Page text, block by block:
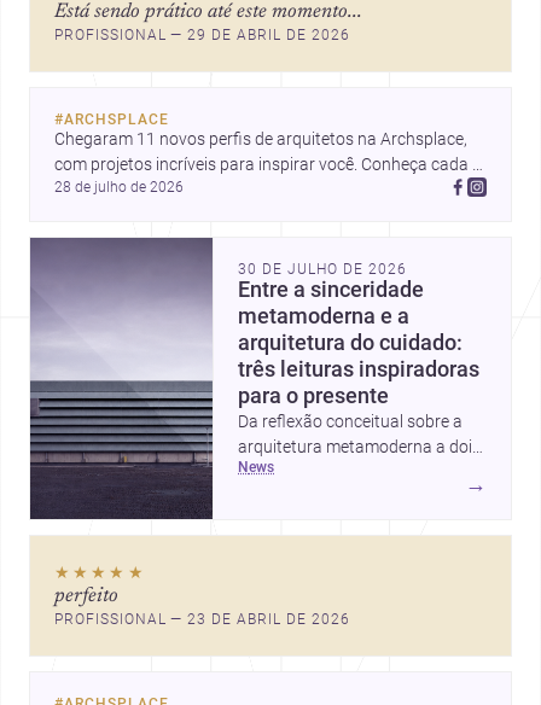
mercado interessante para quem
quer construir, reformar ou
Está sendo prático até este momento...
PROFISSIONAL — 29 DE ABRIL DE 2026
#ARCHSPLACE
Chegaram 11 novos perfis de arquitetos na Archsplace,
com projetos incríveis para inspirar você. Conheça cada
perfil e descubra novas ideias para seus próximos
28 de julho de 2026
30 DE JULHO DE 2026
Entre a sinceridade
metamoderna e a
arquitetura do cuidado:
três leituras inspiradoras
para o presente
Da reflexão conceitual sobre a
arquitetura metamoderna a dois
projetos que colocam escala
humana, bem-estar e experiência
pensar forma, uso e emoção
news
→
★★★★★
perfeito
PROFISSIONAL — 23 DE ABRIL DE 2026